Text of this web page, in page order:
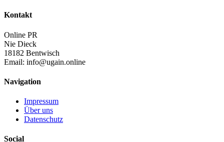
Kontakt
Online PR
Nie Dieck
18182 Bentwisch
Email: info@ugain.online
Navigation
Impressum
Über uns
Datenschutz
Social